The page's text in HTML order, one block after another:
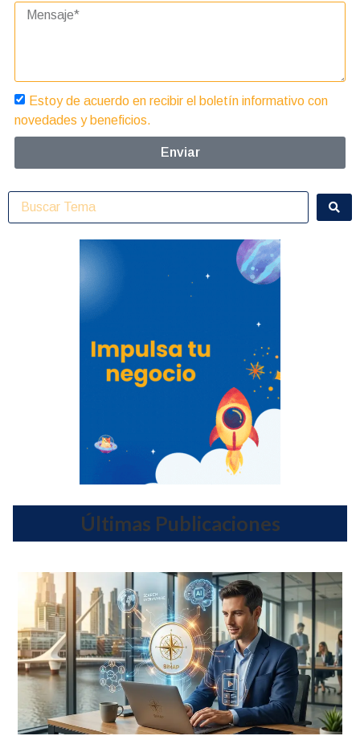
Estoy de acuerdo en recibir el boletín informativo con
novedades y beneficios.
Enviar
Últimas Publicaciones